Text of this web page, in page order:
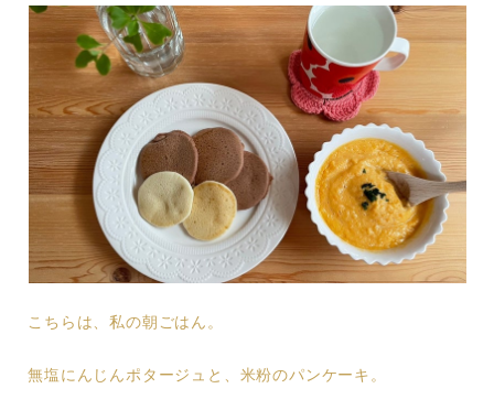
こちらは、私の朝ごはん。
無塩にんじんポタージュと、米粉のパンケーキ。